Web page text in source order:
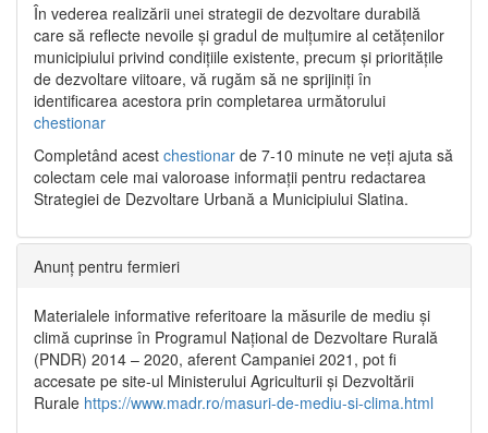
În vederea realizării unei strategii de dezvoltare durabilă
care să reflecte nevoile și gradul de mulțumire al cetățenilor
municipiului privind condițiile existente, precum și prioritățile
de dezvoltare viitoare, vă rugăm să ne sprijiniți în
identificarea acestora prin completarea următorului
chestionar
Completând acest chestionar de 7-10 minute ne veți ajuta să
colectam cele mai valoroase informații pentru redactarea
Strategiei de Dezvoltare Urbană a Municipiului Slatina.
Anunț pentru fermieri
Materialele informative referitoare la măsurile de mediu și
climă cuprinse în Programul Național de Dezvoltare Rurală
(PNDR) 2014 – 2020, aferent Campaniei 2021, pot fi
accesate pe site-ul Ministerului Agriculturii și Dezvoltării
Rurale https://www.madr.ro/masuri-de-mediu-si-clima.html